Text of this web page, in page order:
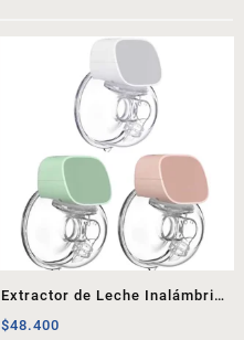
Extractor de Leche Inalámbrico
1
$48.400